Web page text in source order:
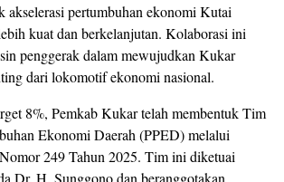
akselerasi pertumbuhan ekonomi Kutai
kuat dan berkelanjutan. Kolaborasi ini
penggerak dalam mewujudkan Kukar
dari lokomotif ekonomi nasional.
8%, Pemkab Kukar telah membentuk Tim
Ekonomi Daerah (PPED) melalui
249 Tahun 2025. Tim ini diketuai
Dr. H. Sunggono dan beranggotakan